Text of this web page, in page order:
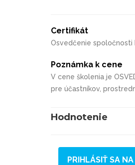
Certifikát
Osvedčenie spoločnosti
Poznámka k cene
V cene školenia je
pre účastníkov,
Hodnotenie
PRIHLÁSIŤ SA